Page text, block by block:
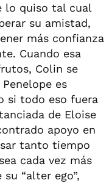
lo quiso tal cual
su amistad,
más confianza
Cuando esa
Colin se
es
si todo eso fuera
de Eloise
apoyo en
tanto tiempo
cada vez más
“alter ego”,